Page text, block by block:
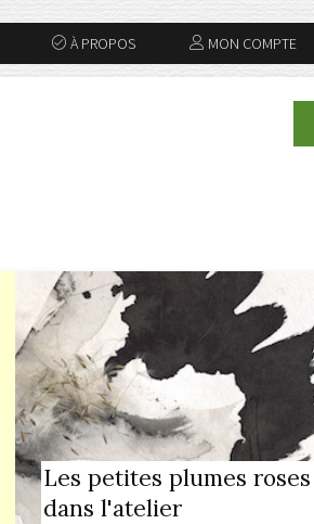
MON COMPTE
À PROPOS
Les petites plumes roses
dans l'atelier